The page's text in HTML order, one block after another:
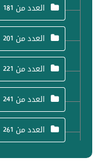
العدد من 181 الى 200
العدد من 201 الى 220
العدد من 221 الى 240
العدد من 241 الى 260
العدد من 261 الى 280